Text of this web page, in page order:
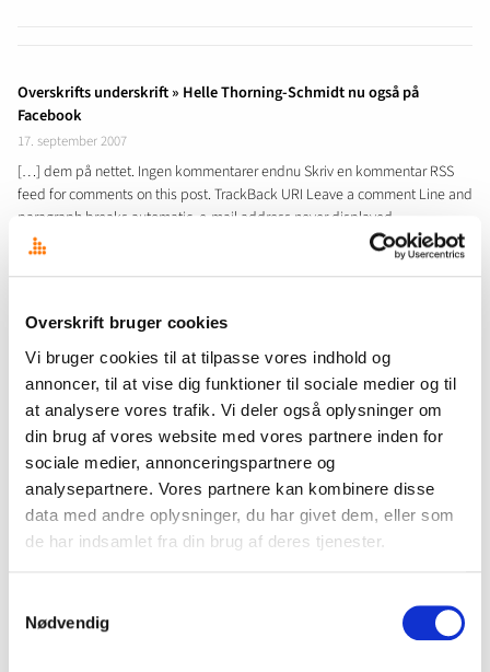
Overskrift bruger cookies
Vi bruger cookies til at tilpasse vores indhold og
annoncer, til at vise dig funktioner til sociale medier og til
at analysere vores trafik. Vi deler også oplysninger om
din brug af vores website med vores partnere inden for
sociale medier, annonceringspartnere og
analysepartnere. Vores partnere kan kombinere disse
data med andre oplysninger, du har givet dem, eller som
de har indsamlet fra din brug af deres tjenester.
Nødvendig
Overskrifts underskrift » Helle Thorning-Schmidt nu også på
Facebook
17. september 2007
[…] dem på nettet. Ingen kommentarer endnu Skriv en kommentar RSS
feed for comments on this post. TrackBack URI Leave a comment Line and
paragraph breaks automatic, e-mail address never displayed,
HTMLallowed: <a href="" title=""> <abbr title=""> <acronym title=""> <b>
Overskrifts underskrift » Helle Thorning-Schmidt åbner blog og TV-
kanal
10. oktober 2007
[…] Det ser da virkelig ud til at næste folketingsvalg – hvornår det så end
måtte komme (senest februar 2009!) – bl.a. skal udkæmpes i den danske
blogosfære, idet vi tidligere bl.a har set Statsministeren, Lykketoft, Trane
Nørby og hele radikale.net kaste sig ud i bloggeriet og andet Web 2.0
“bruger-inddragelse”. […]
Overskrifts underskrift » 3 bloggende mediepolitikere på New Media